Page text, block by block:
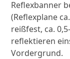
Reflexbanner
(Reflexplane
reißfest, ca.
reflektieren
Vordergrund.